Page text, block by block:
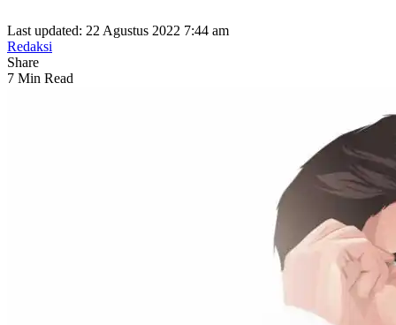
Last updated: 22 Agustus 2022 7:44 am
Redaksi
Share
7 Min Read